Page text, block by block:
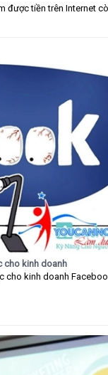
được tiền trên Internet
cho kinh doanh
cho kinh doanh